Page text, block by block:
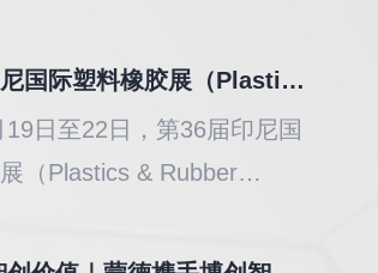
心产品重磅登场，凭借前
蒙德亮相印尼国际塑料橡胶展（Plastics & Rubber Indonesia 2025）
19日至22日，第36届印尼国
（Plastics & Rubber
印尼最具影响力的塑料橡